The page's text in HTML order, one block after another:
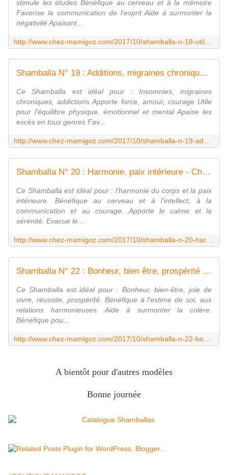
stimule les études Bénéfique au cerveau et à la mémoire
Favorise la communication de l'esprit Aide à surmonter la
négativité Apaisant...
Shamballa N° 19 : Additions, migraines chroniques - Chez Mamigoz
Ce Shamballa est idéal pour : Insomnies, migraines
chroniques, addictions Apporte force, amour, courage Utile
pour l'équilibre physique, émotionnel et mental Apaise les
excès en tous genres Fav...
Shamballa N° 20 : Harmonie, paix intérieure - Chez Mamigoz
Ce Shamballa est idéal pour : l'harmonie du corps et la paix
intérieure. Bénéfique au cerveau et à l'intellect, à la
communication et au courage. Apporte le calme et la
sérénité. Evacue le...
Shamballa N° 22 : Bonheur, bien être, prospérité - Chez Mamigoz
Ce Shamballa est idéal pour : Bonheur, bien-être, joie de
vivre, réussite, prospérité. Bénéfique à l'estime de soi, aux
relations harmonieuses. Aide à surmonter la colère.
Bénéfique pou...
A bientôt pour d'autres modèles
Bonne journée